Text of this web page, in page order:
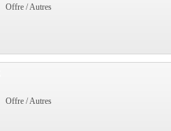
Offre / Autres
Offre / Autres